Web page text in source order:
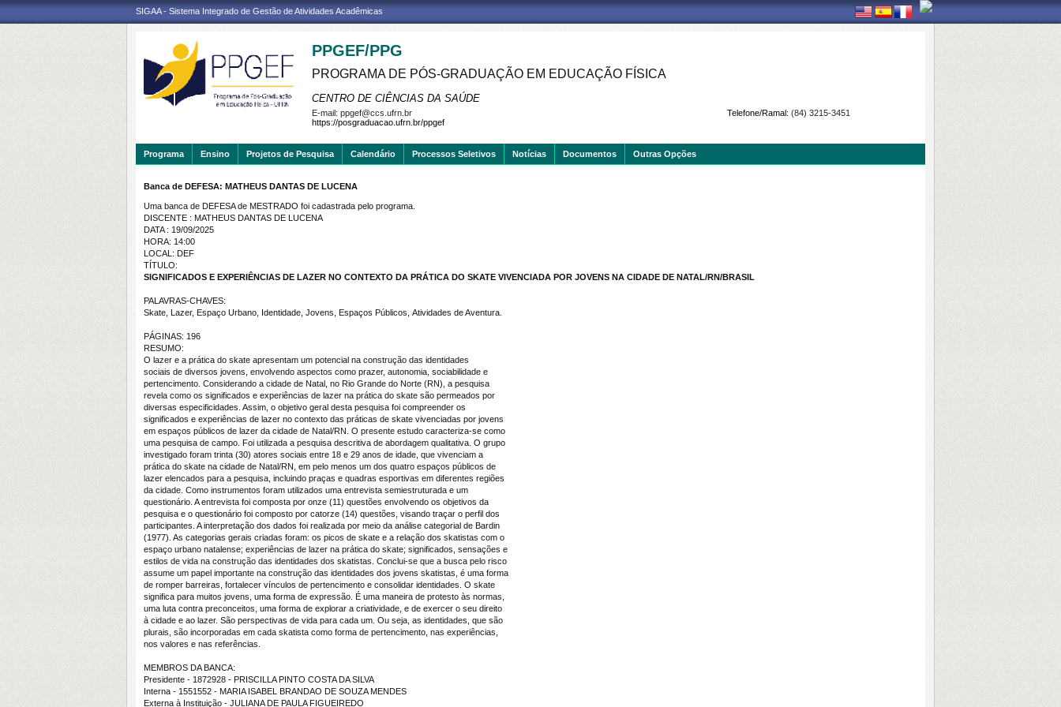
SIGAA - Sistema Integrado de Gestão de Atividades Acadêmicas
PPGEF/PPG
PROGRAMA DE PÓS-GRADUAÇÃO EM EDUCAÇÃO FÍSICA
CENTRO DE CIÊNCIAS DA SAÚDE
Telefone/Ramal: (84) 3215-3451
E-mail: ppgef@ccs.ufrn.br
https://posgraduacao.ufrn.br/ppgef
Programa Ensino Projetos de Pesquisa Calendário Processos Seletivos Notícias Documentos Outras Opções
Banca de DEFESA: MATHEUS DANTAS DE LUCENA
Uma banca de DEFESA de MESTRADO foi cadastrada pelo programa.
DISCENTE : MATHEUS DANTAS DE LUCENA
DATA : 19/09/2025
HORA: 14:00
LOCAL: DEF
TÍTULO:
SIGNIFICADOS E EXPERIÊNCIAS DE LAZER NO CONTEXTO DA PRÁTICA DO SKATE VIVENCIADA POR JOVENS NA CIDADE DE NATAL/RN/BRASIL
PALAVRAS-CHAVES:
Skate, Lazer, Espaço Urbano, Identidade, Jovens, Espaços Públicos, Atividades de Aventura.
PÁGINAS: 196
RESUMO:
O lazer e a prática do skate apresentam um potencial na construção das identidades
sociais de diversos jovens, envolvendo aspectos como prazer, autonomia, sociabilidade e
pertencimento. Considerando a cidade de Natal, no Rio Grande do Norte (RN), a pesquisa
revela como os significados e experiências de lazer na prática do skate são permeados por
diversas especificidades. Assim, o objetivo geral desta pesquisa foi compreender os
significados e experiências de lazer no contexto das práticas de skate vivenciadas por jovens
em espaços públicos de lazer da cidade de Natal/RN. O presente estudo caracteriza-se como
uma pesquisa de campo. Foi utilizada a pesquisa descritiva de abordagem qualitativa. O grupo
investigado foram trinta (30) atores sociais entre 18 e 29 anos de idade, que vivenciam a
prática do skate na cidade de Natal/RN, em pelo menos um dos quatro espaços públicos de
lazer elencados para a pesquisa, incluindo praças e quadras esportivas em diferentes regiões
da cidade. Como instrumentos foram utilizados uma entrevista semiestruturada e um
questionário. A entrevista foi composta por onze (11) questões envolvendo os objetivos da
pesquisa e o questionário foi composto por catorze (14) questões, visando traçar o perfil dos
participantes. A interpretação dos dados foi realizada por meio da análise categorial de Bardin
(1977). As categorias gerais criadas foram: os picos de skate e a relação dos skatistas com o
espaço urbano natalense; experiências de lazer na prática do skate; significados, sensações e
estilos de vida na construção das identidades dos skatistas. Conclui-se que a busca pelo risco
assume um papel importante na construção das identidades dos jovens skatistas, é uma forma
de romper barreiras, fortalecer vínculos de pertencimento e consolidar identidades. O skate
significa para muitos jovens, uma forma de expressão. É uma maneira de protesto às normas,
uma luta contra preconceitos, uma forma de explorar a criatividade, e de exercer o seu direito
à cidade e ao lazer. São perspectivas de vida para cada um. Ou seja, as identidades, que são
plurais, são incorporadas em cada skatista como forma de pertencimento, nas experiências,
nos valores e nas referências.
MEMBROS DA BANCA:
Presidente - 1872928 - PRISCILLA PINTO COSTA DA SILVA
Interna - 1551552 - MARIA ISABEL BRANDAO DE SOUZA MENDES
Externa à Instituição - JULIANA DE PAULA FIGUEIREDO